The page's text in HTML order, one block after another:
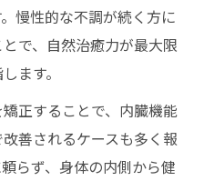
慢性的な不調が続く方に
で、自然治癒力が最大限
ます。
正することで、内臓機能
善されるケースも多く報
らず、身体の内側から健